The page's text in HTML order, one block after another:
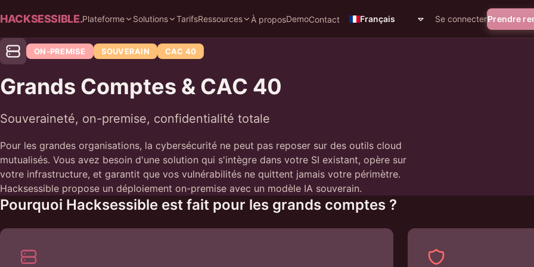
HACKSESSIBLE.Plateforme Solutions TarifsRessources À proposDemoContact Français Se connecterPrendre
ON-PREMISE SOUVERAIN CAC 40
Grands Comptes & CAC 40
Souveraineté, on-premise, confidentialité totale
Pour les grandes organisations, la cybersécurité ne peut pas reposer sur des outils cloud
mutualisés. Vous avez besoin d'une solution qui s'intègre dans votre SI existant, opère sur
votre infrastructure, et garantit que vos vulnérabilités ne quittent jamais votre périmètre.
Hacksessible propose un déploiement on-premise avec un modèle IA souverain.
Pourquoi Hacksessible est fait pour les grands comptes ?